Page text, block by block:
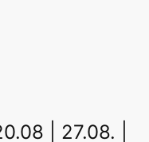
| 27.08. |